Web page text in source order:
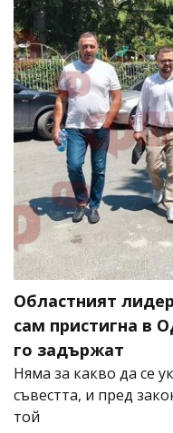
Областният
сам пристигна в
го задържат
Няма за какво да се
съвестта, и пред
той